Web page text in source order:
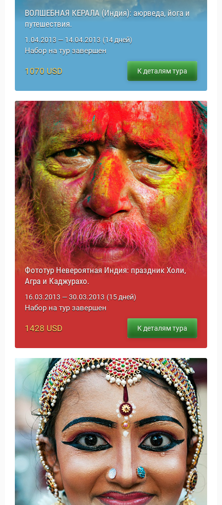
Путеводитель по
ВОЛШЕБНАЯ КЕРАЛА (Индия): аюрведа, йога и
путешествия.
1.04.2013 — 14.04.2013 (14 дней)
Набор на тур завершен
1070 USD К деталям тура
Фототур Невероятная Индия: праздник Холи,
Агра и Каджурахо.
16.03.2013 — 30.03.2013 (15 дней)
Набор на тур завершен
1428 USD К деталям тура